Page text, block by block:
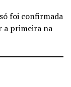
foi confirmada
a primeira na